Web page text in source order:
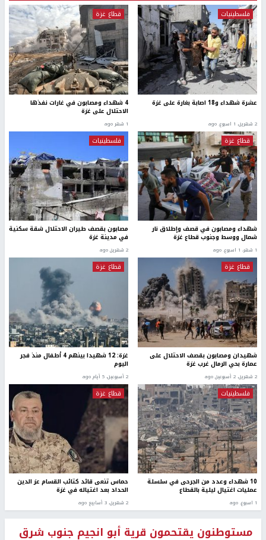
فلسطينيات
عشرة شهداء و18 اصابة بغارة على غزة
2 شهرين، 1 اسبوع. ago
قطاع غزة
4 شهداء ومصابون في غارات نفذها
الاحتلال على غزة
1 شهر ago
قطاع غزة
شهداء ومصابون في قصف وإطلاق نار
شمال ووسط وجنوب قطاع غزة
1 شهر، 1 اسبوع. ago
فلسطينيات
مصابون بقصف طيران الاحتلال شقة سكنية
في مدينة غزة
2 شهرين ago
قطاع غزة
شهيدان ومصابون بقصف الاحتلال على
عمارة بحي الرمال غرب غزة
2 شهرين، 2 أسبوعين ago
قطاع غزة
غزة: 12 شهيدا بينهم 4 أطفال منذ فجر
اليوم
2 أسبوعين، 5 أيام ago
فلسطينيات
10 شهداء وعدد من الجرحى في سلسلة
عمليات اغتيال ليلية بالقطاع
1 اسبوع. ago
قطاع غزة
حماس تنعى قائد كتائب القسام عز الدين
الحداد بعد اغتياله في غزة
2 شهرين، 3 أسابيع ago
مستوطنون يقتحمون قرية أبو انجيم جنوب شرق